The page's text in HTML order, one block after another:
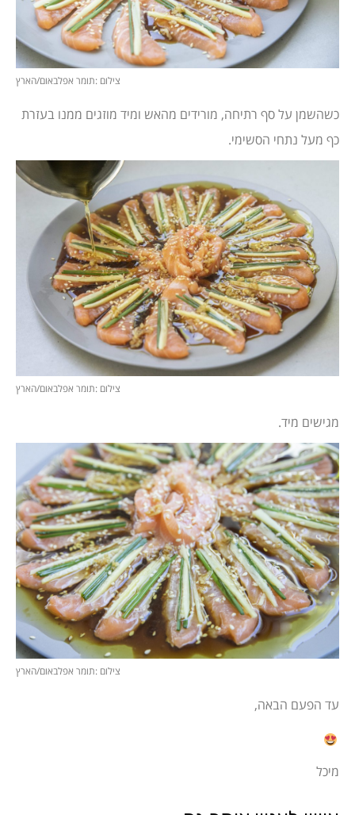
צילום :תומר אפלבאום/הארץ
כשהשמן על סף רתיחה, מורידים מהאש ומיד מוזגים ממנו בעזרת
כף מעל נתחי הסשימי.
צילום :תומר אפלבאום/הארץ
מגישים מיד.
צילום :תומר אפלבאום/הארץ
עד הפעם הבאה,
מיכל